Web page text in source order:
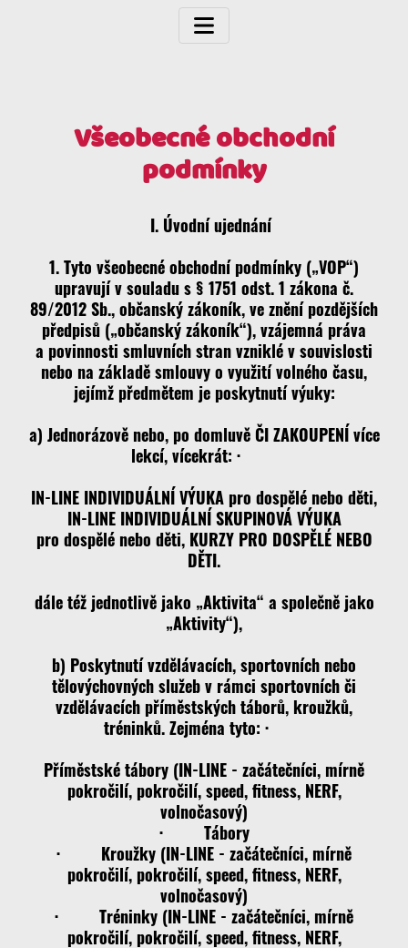
Všeobecné obchodní
podmínky
I. Úvodní ujednání
1. Tyto všeobecné obchodní podmínky („VOP“)
upravují v souladu s § 1751 odst. 1 zákona č.
89/2012 Sb., občanský zákoník, ve znění pozdějších
předpisů („občanský zákoník“), vzájemná práva
a povinnosti smluvních stran vzniklé v souvislosti
nebo na základě smlouvy o využití volného času,
jejímž předmětem je poskytnutí výuky:
a) Jednorázově nebo, po domluvě ČI ZAKOUPENÍ více
lekcí, vícekrát: ·
IN-LINE INDIVIDUÁLNÍ VÝUKA pro dospělé nebo děti,
IN-LINE INDIVIDUÁLNÍ SKUPINOVÁ VÝUKA
pro dospělé nebo děti, KURZY PRO DOSPĚLÉ NEBO
DĚTI.
dále též jednotlivě jako „Aktivita“ a společně jako
„Aktivity“),
b) Poskytnutí vzdělávacích, sportovních nebo
tělovýchovných služeb v rámci sportovních či
vzdělávacích příměstských táborů, kroužků,
tréninků. Zejména tyto: ·
Příměstské tábory (IN-LINE - začátečníci, mírně
pokročilí, pokročilí, speed, fitness, NERF,
volnočasový)
· Tábory
· Kroužky (IN-LINE - začátečníci, mírně
pokročilí, pokročilí, speed, fitness, NERF,
volnočasový)
· Tréninky (IN-LINE - začátečníci, mírně
pokročilí, pokročilí, speed, fitness, NERF,